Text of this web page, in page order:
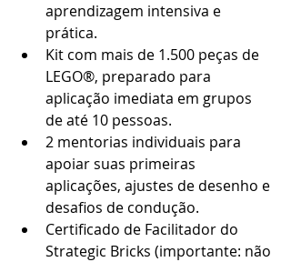
aprendizagem intensiva e
prática.
Kit com mais de 1.500 peças de
LEGO®, preparado para
aplicação imediata em grupos
de até 10 pessoas.
2 mentorias individuais para
apoiar suas primeiras
aplicações, ajustes de desenho e
desafios de condução.
Certificado de Facilitador do
Strategic Bricks (importante: não